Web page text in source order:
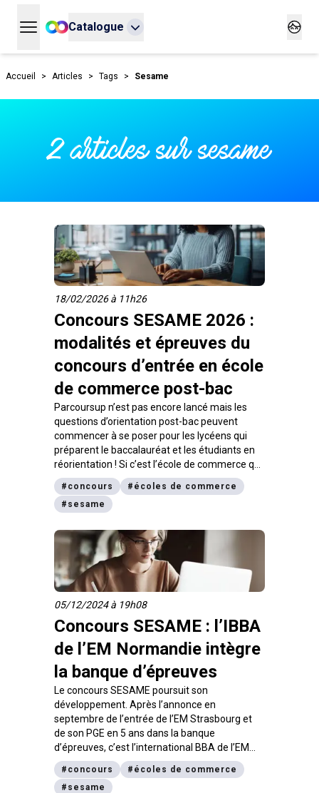
Ouvrir le menu principal
Catalogue
Accueil > Articles > Tags > Sesame
2 articles sur sesame
18/02/2026 à 11h26
Concours SESAME 2026 :
modalités et épreuves du
concours d’entrée en école
de commerce post-bac
Parcoursup n’est pas encore lancé mais les
questions d’orientation post-bac peuvent
commencer à se poser pour les lycéens qui
préparent le baccalauréat et les étudiants en
réorientation ! Si c’est l’école de commerce qui
t’attire, sache que le concours SESAME est la
porte d’entrée de 14 grandes écoles de
management. On fait le point sur les modalités
# concours # écoles de commerce
# sesame
05/12/2024 à 19h08
Concours SESAME : l’IBBA
de l’EM Normandie intègre
la banque d’épreuves
Le concours SESAME poursuit son
développement. Après l’annonce en
septembre de l’entrée de l’EM Strasbourg et
de son PGE en 5 ans dans la banque
d’épreuves, c’est l’international BBA de l’EM
Normandie qui vient compléter l’offre de
programmes accessibles après le bac.
# concours # écoles de commerce
# sesame